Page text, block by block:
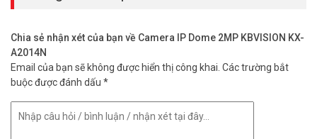
Chia sẻ nhận xét của bạn về Camera IP Dome 2MP KBVISION KX-
A2014N
Email của bạn sẽ không được hiển thị công khai. Các trường bắt
buộc được đánh dấu *